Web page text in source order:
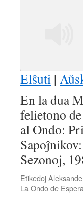
RSS FEED
LINK
EMBED
Elŝuti |
En la dua
felietono
al Ondo:
Sezonoj,
Etikedoj
La Ondo de